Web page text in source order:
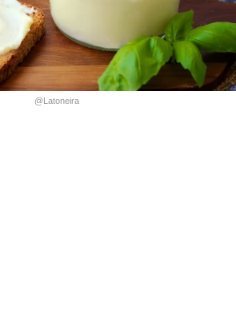
@Latoneira